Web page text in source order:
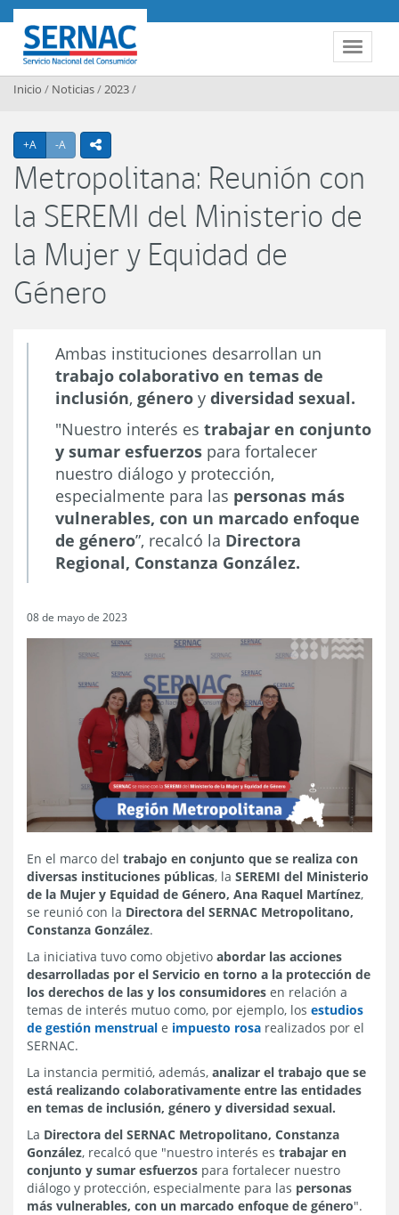
Contenido principal
Toggle
SERNAC
Inicio / Noticias/2023/
+A Agrandar texto
-A Achicar textoicono compartir
Metropolitana: Reunión con
la SEREMI del Ministerio de
la Mujer y Equidad de
Género
Ambas instituciones desarrollan un
trabajo colaborativo en temas de
inclusión, género y diversidad sexual.
"Nuestro interés es trabajar en conjunto
y sumar esfuerzos para fortalecer
nuestro diálogo y protección,
especialmente para las personas más
vulnerables, con un marcado enfoque
de género”, recalcó la Directora
Regional, Constanza González.
08 de mayo de 2023
En el marco del trabajo en conjunto que se realiza con
diversas instituciones públicas, la SEREMI del Ministerio
de la Mujer y Equidad de Género, Ana Raquel Martínez,
se reunió con la Directora del SERNAC Metropolitano,
Constanza González.
La iniciativa tuvo como objetivo abordar las acciones
desarrolladas por el Servicio en torno a la protección de
los derechos de las y los consumidores en relación a
temas de interés mutuo como, por ejemplo, los estudios
de gestión menstrual e impuesto rosa realizados por el
SERNAC.
La instancia permitió, además, analizar el trabajo que se
está realizando colaborativamente entre las entidades
en temas de inclusión, género y diversidad sexual.
La Directora del SERNAC Metropolitano, Constanza
González, recalcó que "nuestro interés es trabajar en
conjunto y sumar esfuerzos para fortalecer nuestro
diálogo y protección, especialmente para las personas
más vulnerables, con un marcado enfoque de género".